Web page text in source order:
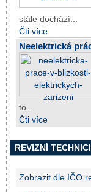
stále dochází...
Čti více
Neelektrická
to...
Čti více
REVIZNÍ
Zobrazit dle IČO